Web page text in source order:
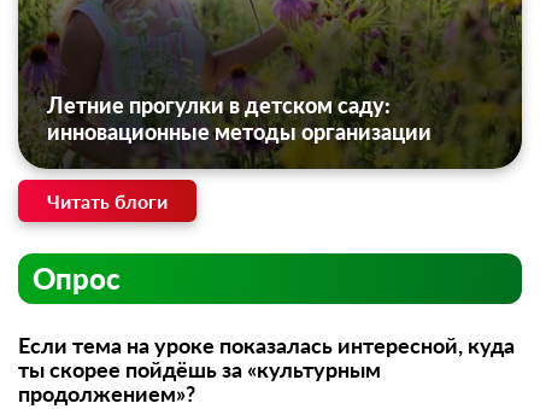
Летние прогулки в детском саду:
инновационные методы организации
Читать блоги
Опрос
Если тема на уроке показалась интересной, куда
ты скорее пойдёшь за «культурным
продолжением»?